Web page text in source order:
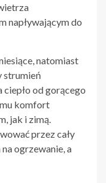
napływającym do
natomiast
strumień
od gorącego
komfort
jak i zimą.
przez cały
ogrzewanie, a